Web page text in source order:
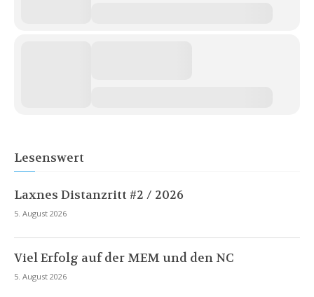
Lesenswert
Laxnes Distanzritt #2 / 2026
5. August 2026
Viel Erfolg auf der MEM und den NC
5. August 2026